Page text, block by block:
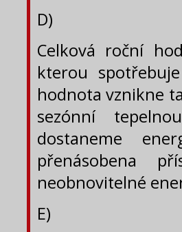
D)
Celková roční
kterou
hodnota vznikne
sezónní
dostaneme
přenásobena
neobnovitelné
E)